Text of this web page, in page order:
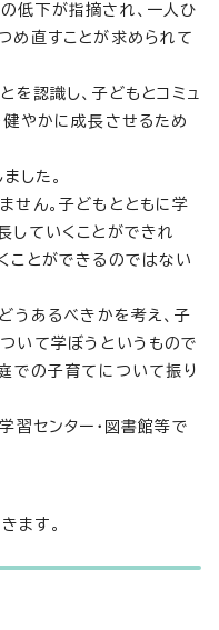
低下が指摘され、一人ひ
め直すことが求められて
を認識し、子どもとコミュ
健やかに成長させるため
した。
せん。子どもとともに学
していくことができれ
ことができるのではない
うあるべきかを考え、子
いて学ぼうというもので
庭での子育てについて振り
習センター・図書館等で
ます。